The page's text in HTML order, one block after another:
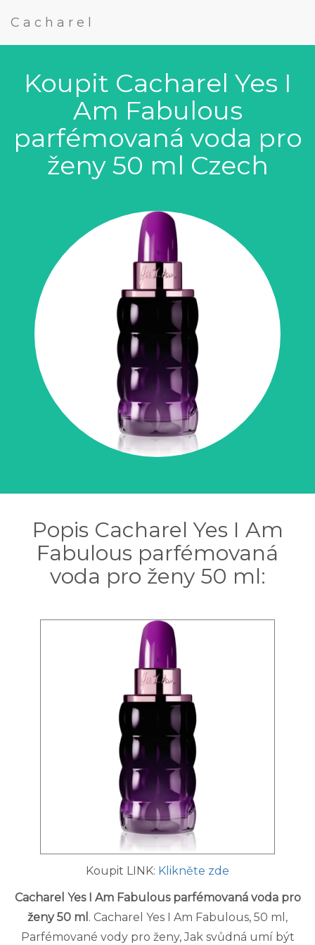
Cacharel
Koupit Cacharel Yes I
Am Fabulous
parfémovaná voda pro
ženy 50 ml Czech
Popis Cacharel Yes I Am
Fabulous parfémovaná
voda pro ženy 50 ml:
Koupit LINK: Klikněte zde
Cacharel Yes I Am Fabulous parfémovaná voda pro
ženy 50 ml . Cacharel Yes I Am Fabulous, 50 ml,
Parfémované vody pro ženy, Jak svůdná umí být